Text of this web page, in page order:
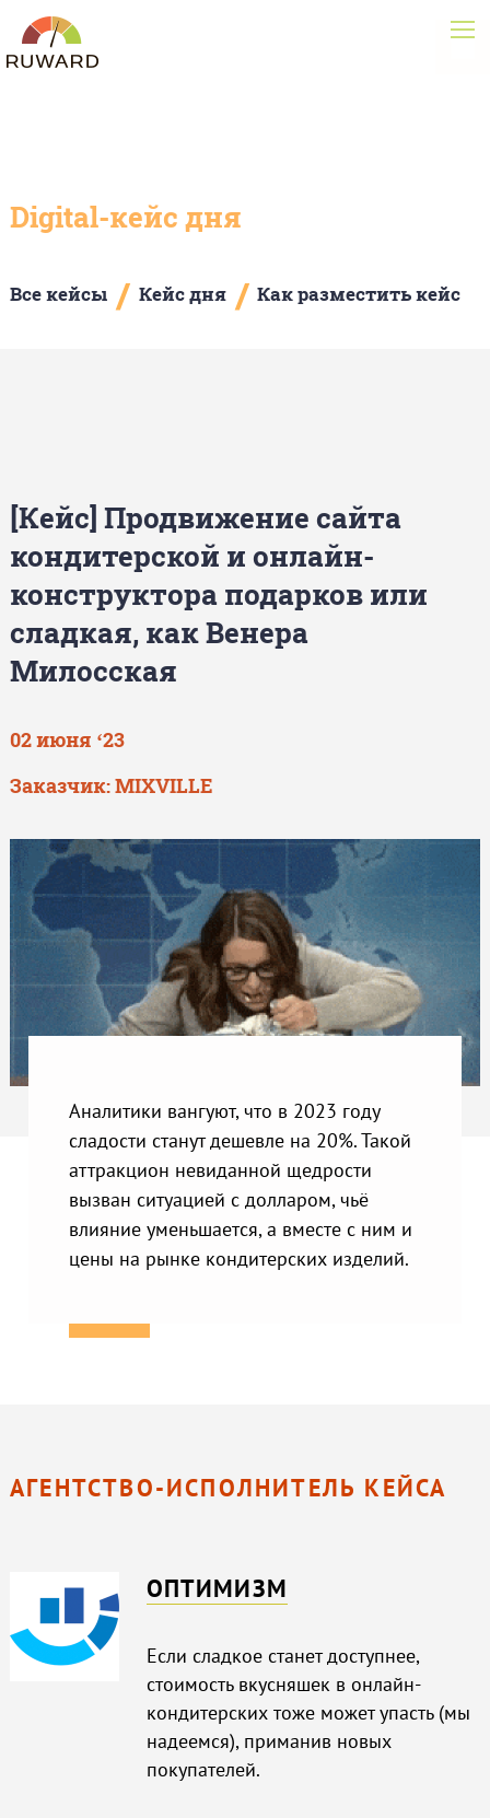
Digital-кейс дня
Все кейсы / Кейс дня / Как разместить кейс
[Кейс] Продвижение сайта
кондитерской и онлайн-
конструктора подарков или
сладкая, как Венера
Милосская
02 июня ‘23
Заказчик: MIXVILLE
Аналитики вангуют, что в 2023 году
сладости станут дешевле на 20%. Такой
аттракцион невиданной щедрости
вызван ситуацией с долларом, чьё
влияние уменьшается, а вместе с ним и
цены на рынке кондитерских изделий.
АГЕНТСТВО-ИСПОЛНИТЕЛЬ КЕЙСА
ОПТИМИЗМ
Если сладкое станет доступнее,
стоимость вкусняшек в онлайн-
кондитерских тоже может упасть (мы
надеемся), приманив новых
покупателей.